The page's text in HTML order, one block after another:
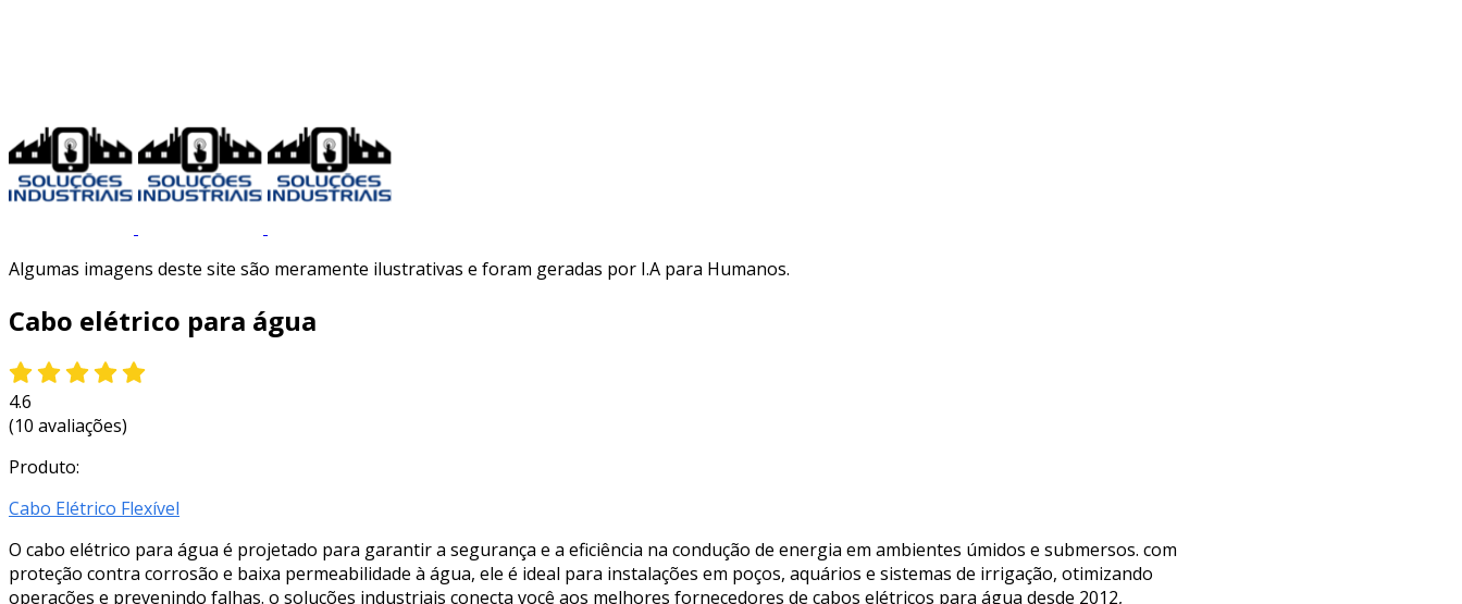
Algumas imagens deste site são meramente ilustrativas e foram geradas por I.A para Humanos.
Cabo elétrico para água
4.6
(10 avaliações)
Produto:
Cabo Elétrico Flexível
O cabo elétrico para água é projetado para garantir a segurança e a eficiência na condução de energia em ambientes úmidos e submersos. com
proteção contra corrosão e baixa permeabilidade à água, ele é ideal para instalações em poços, aquários e sistemas de irrigação, otimizando
operações e prevenindo falhas. o soluções industriais conecta você aos melhores fornecedores de cabos elétricos para água desde 2012,